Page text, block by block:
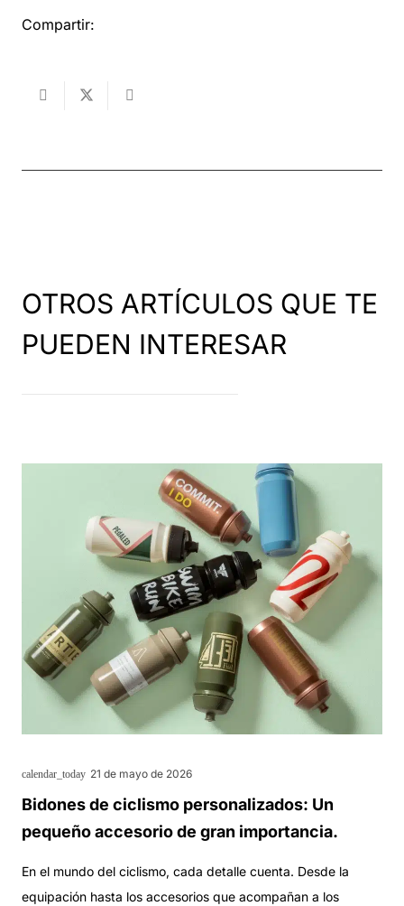
Compartir:
OTROS ARTÍCULOS QUE TE
PUEDEN INTERESAR
calendar_today 21 de mayo de 2026
Bidones de ciclismo personalizados: Un
pequeño accesorio de gran importancia.
En el mundo del ciclismo, cada detalle cuenta. Desde la
equipación hasta los accesorios que acompañan a los